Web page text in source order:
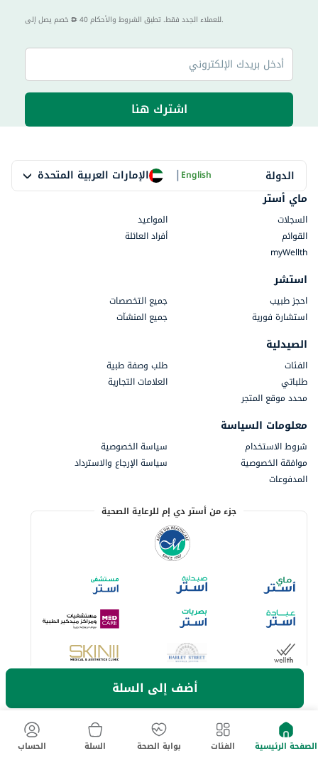
أضف إلى السلة
40 للعملاء الجدد فقط. تطبق الشروط والأحكام.
اشترك هنا
الدولة الإمارات العربية المتحدة |English
ماي أستر
السجلات
المواعيد
القوائم
أفراد العائلة
myWellth
استشر
احجز طبيب
جميع التخصصات
استشارة فورية
جميع المنشآت
الصيدلية
الفئات
طلب وصفة طبية
طلباتي
العلامات التجارية
محدد موقع المتجر
معلومات السياسة
شروط الاستخدام
سياسة الخصوصية
موافقة الخصوصية
سياسة الإرجاع والاسترداد
المدفوعات
جزء من أستر دي إم للرعاية الصحية
خيارات الدفع المتاحة
لا تفوت آخر العروض والخصومات
الصفحة الرئيسية الفئات بوابة الصحة السلة الحساب